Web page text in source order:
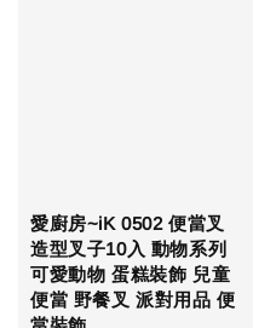
愛廚房~iK 0502 便當叉
造型叉子10入 動物系列
可愛動物 蛋糕裝飾 兒童
便當 野餐叉 派對用品 便